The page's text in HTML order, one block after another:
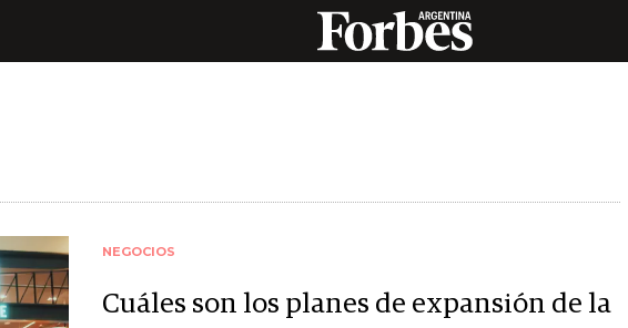
NEGOCIOS
Cuáles son los planes de expansión de la